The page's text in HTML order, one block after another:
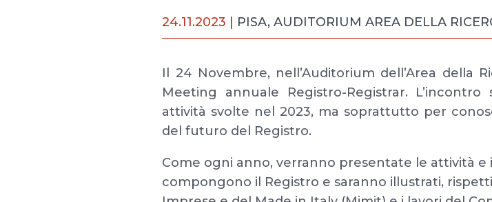
24.11.2023 | PISA, AUDITORIUM AREA DELLA
Il 24 Novembre, nell’Auditorium dell’Area della
Meeting annuale Registro-Registrar.
attività svolte nel 2023, ma soprattutto per
del futuro del Registro.
Come ogni anno, verranno presentate le attività
compongono il Registro e saranno illustrati,